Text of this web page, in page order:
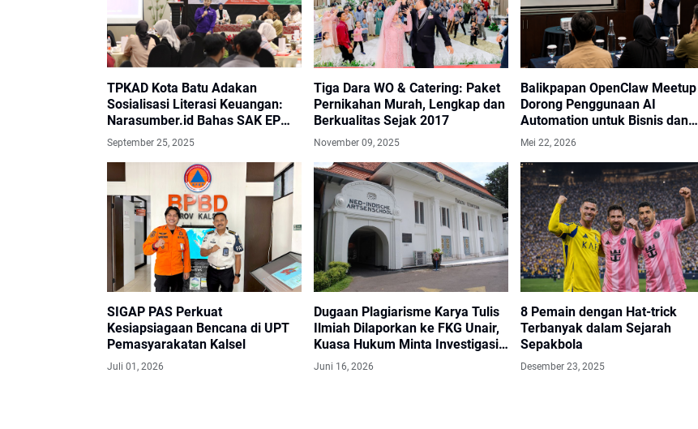
TPKAD Kota Batu Adakan
Sosialisasi Literasi Keuangan:
Narasumber.id Bahas SAK EP
Buat Koperasi dan UMKM
September 25, 2025
Tiga Dara WO & Catering: Paket
Pernikahan Murah, Lengkap dan
Berkualitas Sejak 2017
November 09, 2025
Balikpapan OpenClaw Meetup
Dorong Penggunaan AI
Automation untuk Bisnis dan
Industri
Mei 22, 2026
SIGAP PAS Perkuat
Kesiapsiagaan Bencana di UPT
Pemasyarakatan Kalsel
Juli 01, 2026
Dugaan Plagiarisme Karya Tulis
Ilmiah Dilaporkan ke FKG Unair,
Kuasa Hukum Minta Investigasi
Transparan
Juni 16, 2026
8 Pemain dengan Hat-trick
Terbanyak dalam Sejarah
Sepakbola
Desember 23, 2025